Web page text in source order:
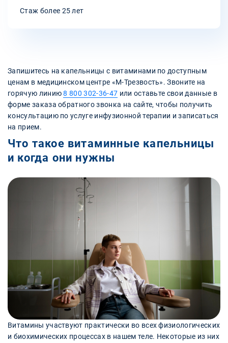
Стаж более 25 лет
Запишитесь на капельницы с витаминами по доступным
ценам в медицинском центре «М-Трезвость». Звоните на
горячую линию8 800 302-36-47 или оставьте свои данные в
форме заказа обратного звонка на сайте, чтобы получить
консультацию по услуге инфузионной терапии и записаться
на прием.
Что такое витаминные капельницы
и когда они нужны
Витамины участвуют практически во всех физиологических
и биохимических процессах в нашем теле. Некоторые из них